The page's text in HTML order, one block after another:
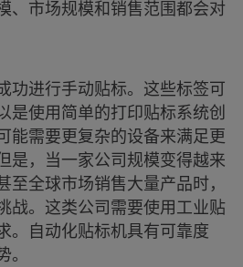
、市场规模和销售范围都会对
功进行手动贴标。这些标签可
是使用简单的打印贴标系统创
能需要更复杂的设备来满足更
是，当一家公司规模变得越来
全球市场销售大量产品时，
战。这类公司需要使用工业贴
。自动化贴标机具有可靠度